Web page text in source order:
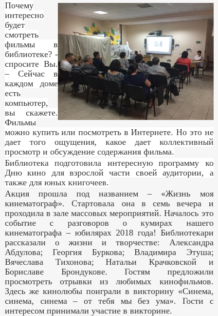
Почему
интересно
будет
смотреть
фильмы в
библиотеке? -
спросите Вы.
– Сейчас в
каждом доме
есть
компьютер,
вы скажете.
Фильмы
можно купить или посмотреть в Интернете. Но это не
дает того ощущения, какое дает коллективный
просмотр и обсуждение содержания фильма.
Библиотека подготовила интересную программу ко
Дню кино для взрослой части своей аудитории, а
также для юных книгочеев.
Акция прошла под названием – «Жизнь моя
кинематограф». Стартовала она в семь вечера и
проходила в зале массовых мероприятий. Началось это
событие с разговоров о кумирах нашего
кинематографа – юбилярах 2018 года! Библиотекари
рассказали о жизни и творчестве: Александра
Абдулова; Георгия Буркова; Владимира Этуша;
Вячеслава Тихонова; Натальи Крачковской и
Бориславе Брондукове. Гостям предложили
просмотреть отрывки из любимых кинофильмов.
Здесь же кинолюбы поиграли в викторину «Синема,
синема, синема – от тебя мы без ума». Гости с
интересом принимали участие в викторине.